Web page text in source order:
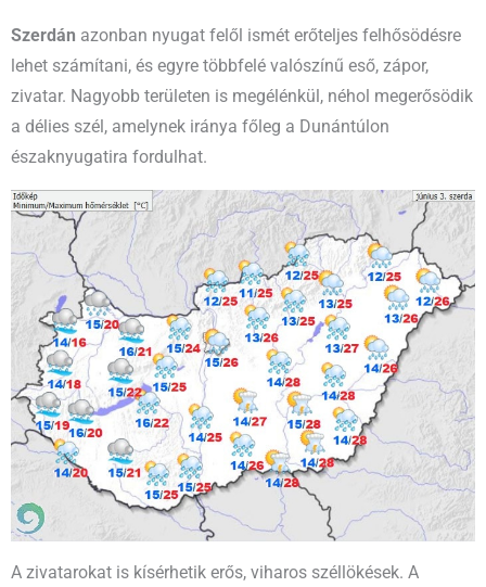
Szerdán azonban nyugat felől ismét erőteljes felhősödésre
lehet számítani, és egyre többfelé valószínű eső, zápor,
zivatar. Nagyobb területen is megélénkül, néhol megerősödik
a délies szél, amelynek iránya főleg a Dunántúlon
északnyugatira fordulhat.
A zivatarokat is kísérhetik erős, viharos széllökések. A